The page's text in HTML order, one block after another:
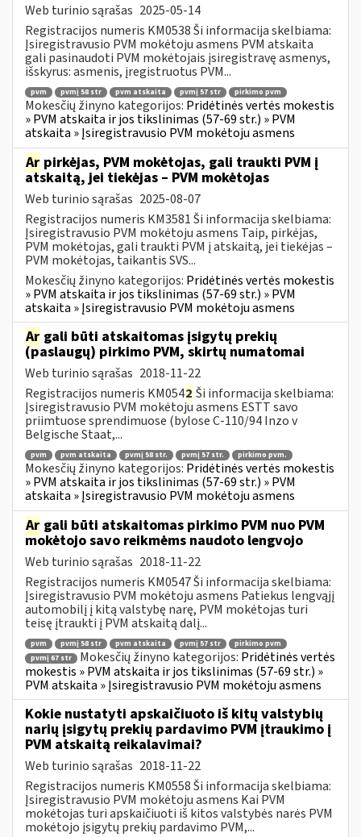
Web turinio sąrašas 2025-05-14
Registracijos numeris KM0538 Ši informacija skelbiama:
Įsiregistravusio PVM mokėtoju asmens PVM atskaita
gali pasinaudoti PVM mokėtojais įsiregistravę asmenys,
išskyrus: asmenis, įregistruotus PVM...
pvm pvmį 58 str pvm atskaita pvmį 57 str pirkimo pvm
Mokesčių žinyno kategorijos: Pridėtinės vertės mokestis
» PVM atskaita ir jos tikslinimas (57-69 str.) » PVM
atskaita » Įsiregistravusio PVM mokėtoju asmens
Ar pirkėjas, PVM mokėtojas, gali traukti PVM į
atskaitą, jei tiekėjas – PVM mokėtojas
Web turinio sąrašas 2025-08-07
Registracijos numeris KM3581 Ši informacija skelbiama:
Įsiregistravusio PVM mokėtoju asmens Taip, pirkėjas,
PVM mokėtojas, gali traukti PVM į atskaitą, jei tiekėjas –
PVM mokėtojas, taikantis SVS...
Mokesčių žinyno kategorijos: Pridėtinės vertės mokestis
» PVM atskaita ir jos tikslinimas (57-69 str.) » PVM
atskaita » Įsiregistravusio PVM mokėtoju asmens
Ar gali būti atskaitomas įsigytų prekių
(paslaugų) pirkimo PVM, skirtų numatomai
Web turinio sąrašas 2018-11-22
Registracijos numeris KM0542 Ši informacija skelbiama:
Įsiregistravusio PVM mokėtoju asmens ESTT savo
priimtuose sprendimuose (bylose C-110/94 Inzo v
Belgische Staat,...
pvm pvm atskaita pvmį 58 str. pvmį 57 str. pirkimo pvm.
Mokesčių žinyno kategorijos: Pridėtinės vertės mokestis
» PVM atskaita ir jos tikslinimas (57-69 str.) » PVM
atskaita » Įsiregistravusio PVM mokėtoju asmens
Ar gali būti atskaitomas pirkimo PVM nuo PVM
mokėtojo savo reikmėms naudoto lengvojo
Web turinio sąrašas 2018-11-22
Registracijos numeris KM0547 Ši informacija skelbiama:
Įsiregistravusio PVM mokėtoju asmens Patiekus lengvąjį
automobilį į kitą valstybę narę, PVM mokėtojas turi
teisę įtraukti į PVM atskaitą dalį...
pvm pvmį 58 str pvm atskaita pvmį 57 str
pirkimo pvm
pvmį 67 str
Mokesčių žinyno kategorijos: Pridėtinės vertės
mokestis » PVM atskaita ir jos tikslinimas (57-69 str.) »
PVM atskaita » Įsiregistravusio PVM mokėtoju asmens
Kokie nustatyti apskaičiuoto iš kitų valstybių
narių įsigytų prekių pardavimo PVM įtraukimo į
PVM atskaitą reikalavimai?
Web turinio sąrašas 2018-11-22
Registracijos numeris KM0558 Ši informacija skelbiama:
Įsiregistravusio PVM mokėtoju asmens Kai PVM
mokėtojas turi apskaičiuoti iš kitos valstybės narės PVM
mokėtojo įsigytų prekių pardavimo PVM,...